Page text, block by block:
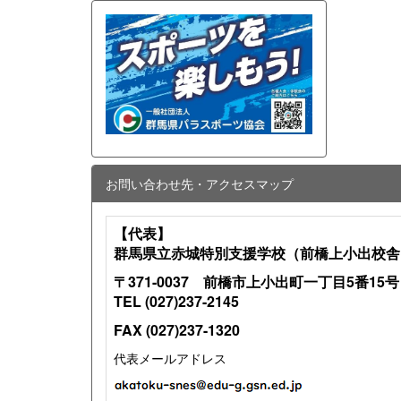
お問い合わせ先・アクセスマップ
【代表】
群馬県立赤城特別支援学校（前橋上小出校
〒371-0037 前橋市上小出町一丁目5番15号
TEL (027)237-2145
FAX (027)237-1320
代表メールアドレス